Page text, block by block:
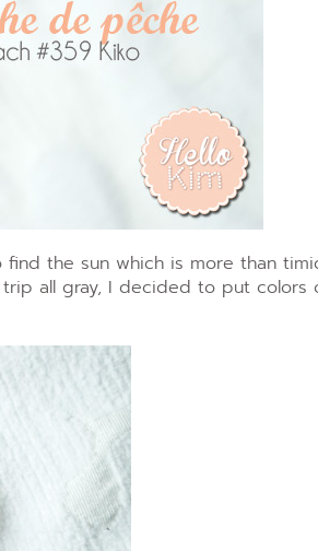
the sun which is more than
all gray, I decided to put colors